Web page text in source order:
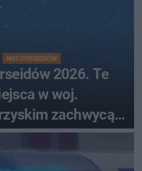
NOC PERSEIDÓW
2026. Te
w woj.
zachwycą
miłośnika gwiazd